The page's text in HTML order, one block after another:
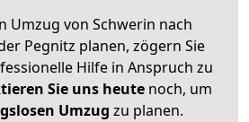
Umzug von Schwerin nach
Pegnitz planen, zögern Sie
Hilfe in Anspruch zu
Sie uns heutenoch, um
Umzug zu planen.